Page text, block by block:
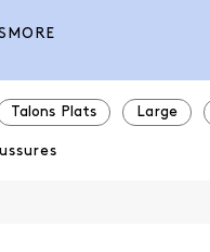
Talons Plats Large